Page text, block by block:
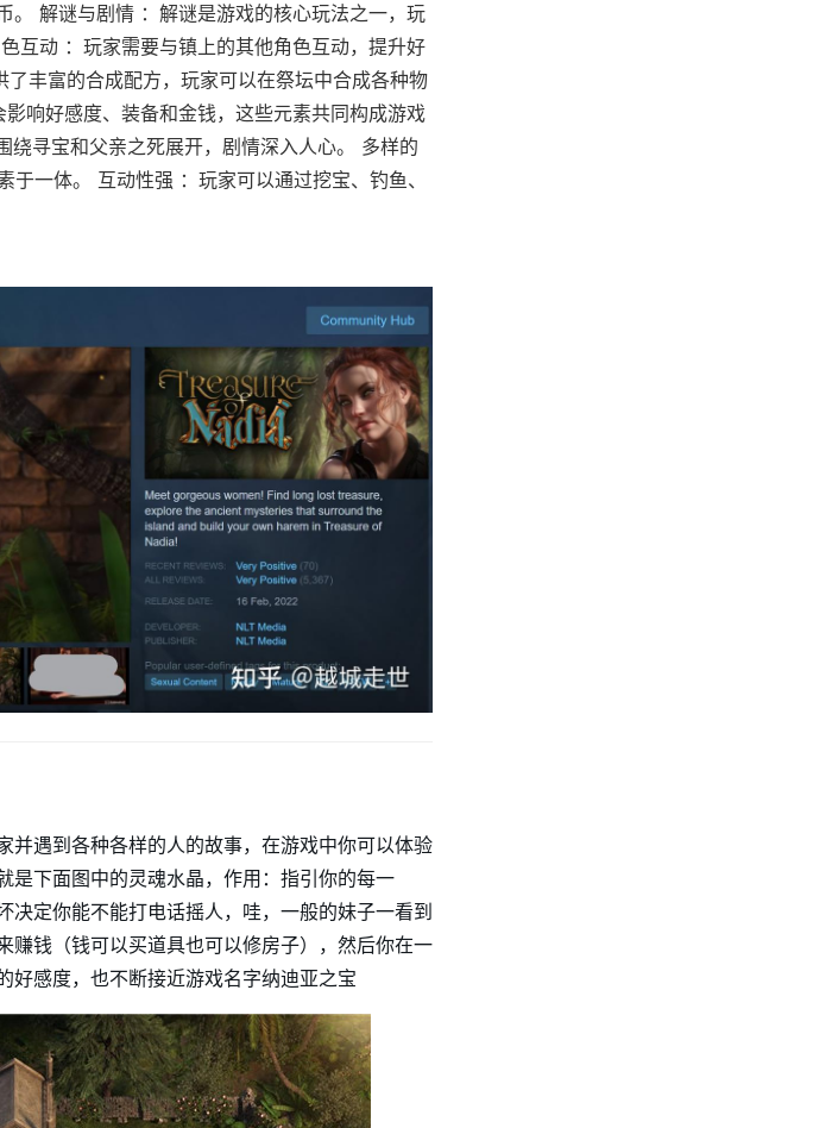
。 解谜与剧情 ：解谜是游戏的核心玩法之一，玩
互动 ：玩家需要与镇上的其他角色互动，提升好
丰富的合成配方，玩家可以在祭坛中合成各种物
响好感度、装备和金钱，这些元素共同构成游戏
寻宝和父亲之死展开，剧情深入人心。 多样的
一体。 互动性强 ：玩家可以通过挖宝、钓鱼、
并遇到各种各样的人的故事，在游戏中你可以体验
是下面图中的灵魂水晶，作用：指引你的每一
定你能不能打电话摇人，哇，一般的妹子一看到
赚钱（钱可以买道具也可以修房子），然后你在一
好感度，也不断接近游戏名字纳迪亚之宝